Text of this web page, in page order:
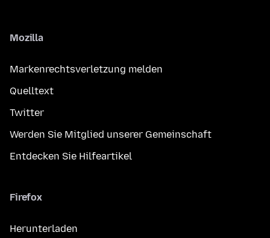
Mozilla
Markenrechtsverletzung melden
Quelltext
Twitter
Werden Sie Mitglied unserer Gemeinschaft
Entdecken Sie Hilfeartikel
Firefox
Herunterladen